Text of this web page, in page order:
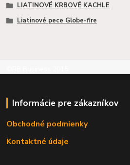
LIATINOVÉ KRBOVÉ KACHLE
Liatinové pece Globe-fire
Informácie pre zákazníkov
Obchodné podmienky
Kontaktné údaje